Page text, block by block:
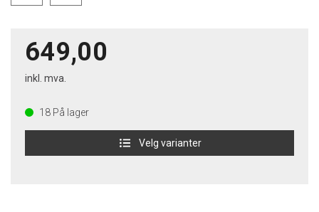
649,00
inkl. mva.
18 På lager
Velg varianter